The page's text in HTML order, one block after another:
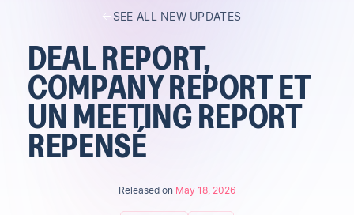
SEE ALL NEW UPDATES
DEAL REPORT,
COMPANY REPORT ET
UN MEETING REPORT
REPENSÉ
Released on May 18, 2026